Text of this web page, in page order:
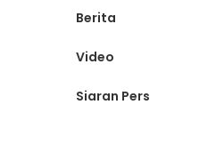
Berita
Video
Siaran Pers